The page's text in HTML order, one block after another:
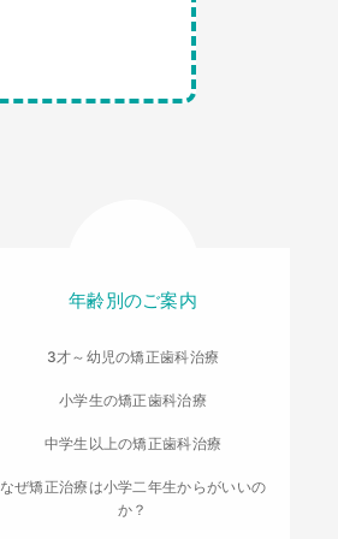
年齢別のご案内
3才～幼児の矯正歯科治療
小学生の矯正歯科治療
中学生以上の矯正歯科治療
なぜ矯正治療は小学二年生からがいいの
か？